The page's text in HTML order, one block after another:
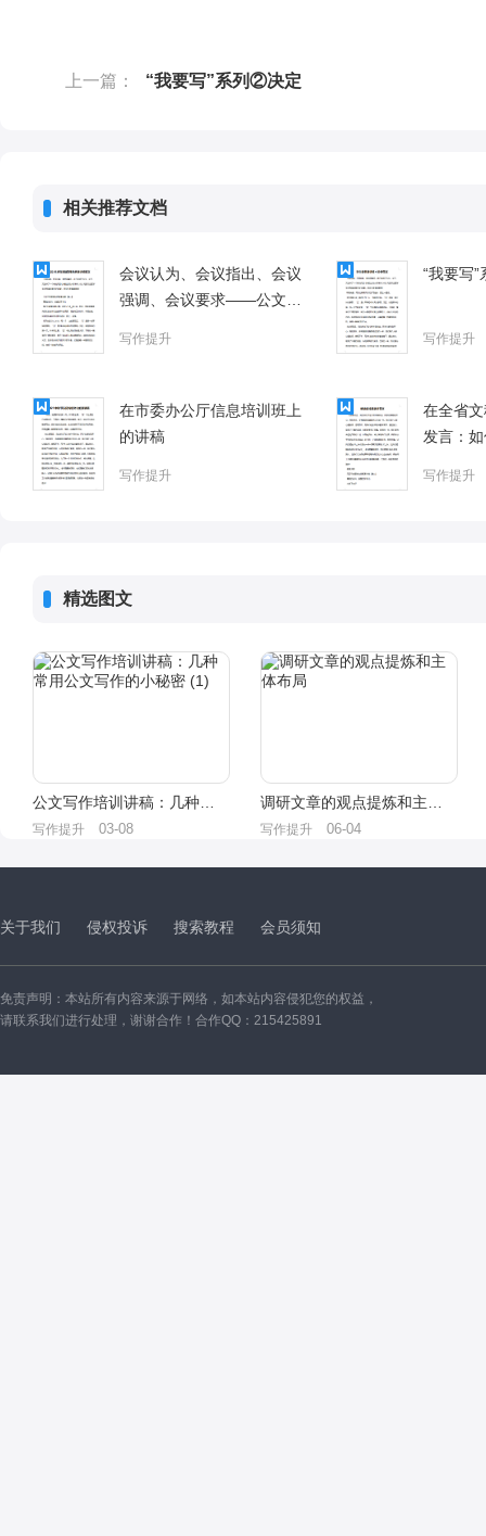
上一篇： “我要写”系列②决定
相关推荐文档
会议认为、会议指出、会议
强调、会议要求——公文写
写作提升
“我要写
写作提升
在市委办公厅信息培训班上
的讲稿
写作提升
在全省
发言：
写作提升
精选图文
写作提升 03-08 写作提升 06-04
关于我们 侵权投诉 搜索教程 会员须知
免责声明：本站所有内容来源于网络，如本站内容侵犯您的权益，
请联系我们进行处理，谢谢合作！合作QQ：215425891